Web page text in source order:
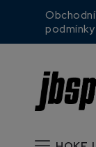
Obchodní
podmínky